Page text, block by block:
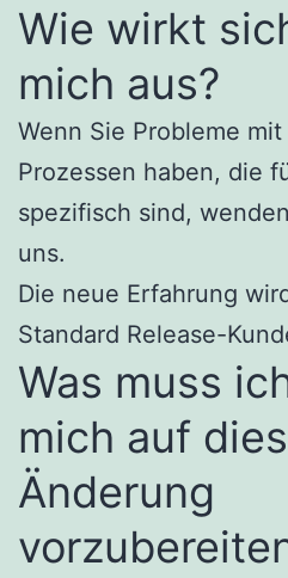
Wie wirkt
mich aus?
Wenn Sie Probleme
Prozessen haben, die
spezifisch sind,
uns.
Die neue Erfahrung
Standard Release-
Was muss
mich auf
Änderung